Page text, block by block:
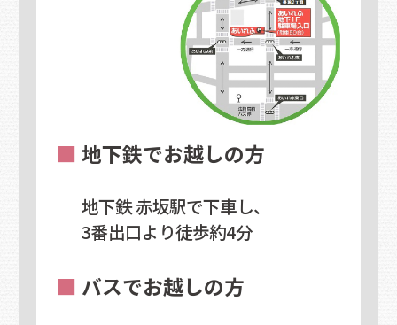
■ 地下鉄でお越しの方
地下鉄 赤坂駅で下車し、
3番出口より徒歩約4分
■ バスでお越しの方